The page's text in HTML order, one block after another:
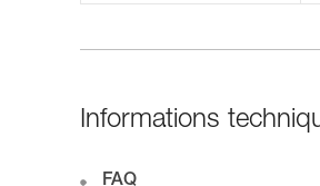
Informations
FAQ